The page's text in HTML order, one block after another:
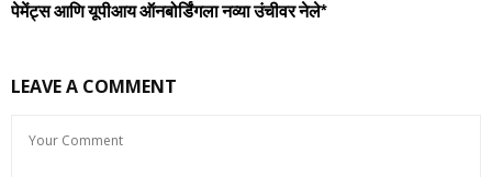
पेमेंट्स आणि यूपीआय ऑनबोर्डिंगला नव्‍या उंचीवर नेले*
LEAVE A COMMENT